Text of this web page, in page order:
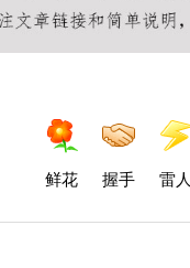
鲜花 握手 雷